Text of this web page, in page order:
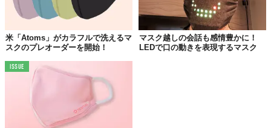
©UNDER ARMOUR
開発チームが驚異的な速さで設計したという「UAスポーツマス
ク」は、高い通気性を実現した再利用可能な
マスク
ガネの曇りを防ぐ構造
に。もっとも内側にあるレイヤーには
が施され、性能もWHOが定める布製マスクの推奨基準を満た
米「Atoms」がカラフルで洗えるマ
スクのプレオーダーを開始！
マスク越しの会話も感情豊かに！
LEDで口の動きを表現するマスク
ISSUE